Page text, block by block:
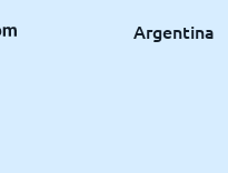
Argentina